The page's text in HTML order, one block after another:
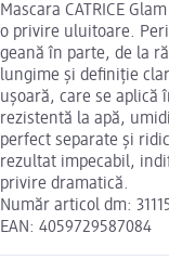
Mascara CATRICE
o privire uluitoare.
geană în parte, de la
lungime și definiție
ușoară, care se
rezistentă la apă,
perfect separate și
rezultat impecabil,
privire dramatică.
Număr articol dm:
EAN: 4059729587084